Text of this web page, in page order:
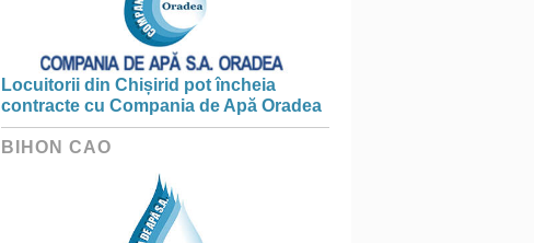
Locuitorii din Chișirid pot încheia
contracte cu Compania de Apă Oradea
BIHON CAO